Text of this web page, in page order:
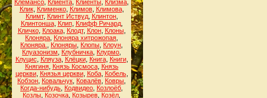
Клемансо Клиента Клиенты Клизма
Клик, Клименко, Климов, Климова,
Климт, Клинт Иствуд, Клинтон,
Клинтонша, Клип, Клифф Ричард,
Кличко, Клоака, Клодт, Клон, Клоны,
Клоняра Клоняра хитрожопая
Клоняра.
Клоняры Клопы Клоун
Клуазонизм
Клубничка Клурмо
Клуцис
Кляуза, Клёцки, Книга, Книги,
Княгиня, Князь Космоса, Князь
церкви, Князья церкви, Коба, Кобель,
Кобзон Ковальчук Ковалёв Ковры
Когда-нибудь Кодвидео Козлоёб
Козлы Козочка Козырев Козёл